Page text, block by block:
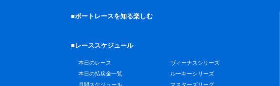
■ボートレースを知る楽しむ
■レーススケジュール
本日のレース
本日の払戻金一覧
月間スケジュール
ヴィーナスシリーズ
ルーキーシリーズ
マスターズリーグ